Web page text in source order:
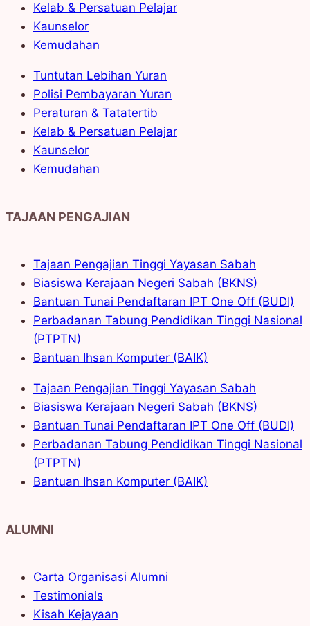
Kelab & Persatuan Pelajar
Kaunselor
Kemudahan
Tuntutan Lebihan Yuran
Polisi Pembayaran Yuran
Peraturan & Tatatertib
Kelab & Persatuan Pelajar
Kaunselor
Kemudahan
TAJAAN PENGAJIAN
Tajaan Pengajian Tinggi Yayasan Sabah
Biasiswa Kerajaan Negeri Sabah (BKNS)
Bantuan Tunai Pendaftaran IPT One Off (BUDI)
Perbadanan Tabung Pendidikan Tinggi Nasional
(PTPTN)
Bantuan Ihsan Komputer (BAIK)
Tajaan Pengajian Tinggi Yayasan Sabah
Biasiswa Kerajaan Negeri Sabah (BKNS)
Bantuan Tunai Pendaftaran IPT One Off (BUDI)
Perbadanan Tabung Pendidikan Tinggi Nasional
(PTPTN)
Bantuan Ihsan Komputer (BAIK)
ALUMNI
Carta Organisasi Alumni
Testimonials
Kisah Kejayaan